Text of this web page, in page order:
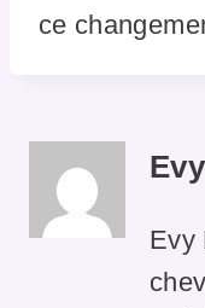
ce
Evy